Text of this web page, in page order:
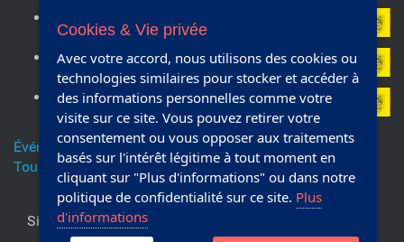
(Europe/Brussels)
Armistice de 191811/11/2028
(Europe/Brussels)
Armistice de 191811/11/2029
(Europe/Brussels)
Événements précédents…
Tous les événements à venir…
Site officiel de la commune de Chapelle-lez-Herlaimont.
Cookies & Vie privée
Avec votre accord, nous utilisons des cookies ou
technologies similaires pour stocker et accéder à
des informations personnelles comme votre
visite sur ce site. Vous pouvez retirer votre
consentement ou vous opposer aux traitements
basés sur l'intérêt légitime à tout moment en
cliquant sur "Plus d'informations" ou dans notre
politique de confidentialité sur ce site. Plus
d'informations